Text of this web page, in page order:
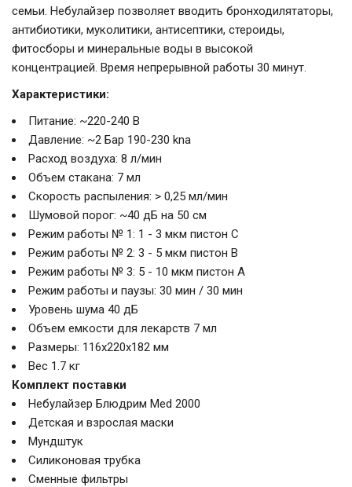
семьи. Небулайзер позволяет вводить бронходилятаторы,
антибиотики, муколитики, антисептики, стероиды,
фитосборы и минеральные воды в высокой
концентрацией. Время непрерывной работы 30 минут.
Характеристики:
Питание: ~220-240 В
Давление: ~2 Бар 190-230 kna
Расход воздуха: 8 л/мин
Объем стакана: 7 мл
Скорость распыления: > 0,25 мл/мин
Шумовой порог: ~40 дБ на 50 см
Режим работы № 1: 1 - 3 мкм пистон С
Режим работы № 2: 3 - 5 мкм пистон В
Режим работы № 3: 5 - 10 мкм пистон А
Режим работы и паузы: 30 мин / 30 мин
Уровень шума 40 дБ
Объем емкости для лекарств 7 мл
Размеры: 116х220х182 мм
Вес 1.7 кг
Комплект поставки
Небулайзер Блюдрим Med 2000
Детская и взрослая маски
Мундштук
Силиконовая трубка
Сменные фильтры